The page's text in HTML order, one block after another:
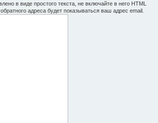
в виде простого текста, не включайте в него HTML
адреса будет показываться ваш адрес email.